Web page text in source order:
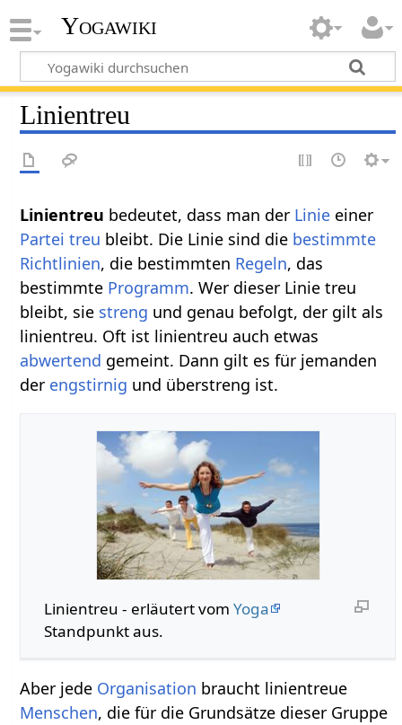
Yogawiki
Linientreu
bedeutet, dass man der Linie einer
Partei treu bleibt. Die Linie sind die bestimmte
Richtlinien, die bestimmten Regeln, das
bestimmte Programm. Wer dieser Linie treu
bleibt, sie streng und genau befolgt, der gilt als
linientreu. Oft ist linientreu auch etwas
abwertend gemeint. Dann gilt es für jemanden
der engstirnig und überstreng ist.
Linientreu‏‎ - erläutert vom Yoga
Standpunkt aus.
Aber jede Organisation braucht linientreue
Menschen, die für die Grundsätze dieser Gruppe